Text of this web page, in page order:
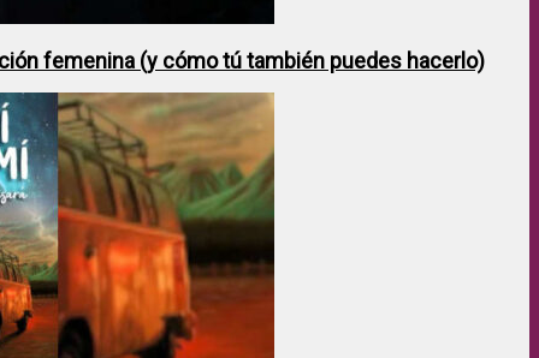
femenina (y cómo tú también puedes hacerlo)